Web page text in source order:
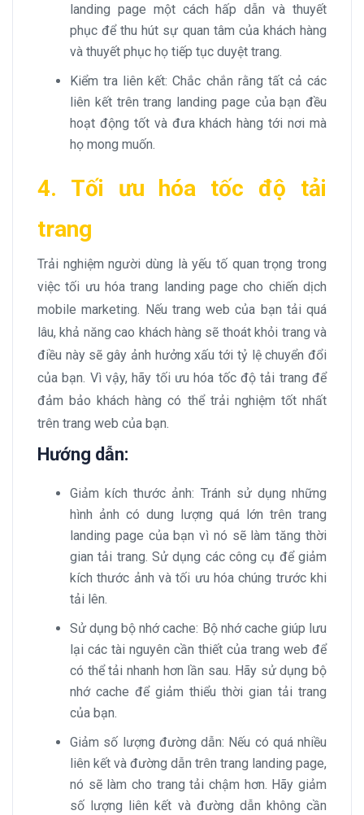
landing page một cách hấp dẫn và thuyết
phục để thu hút sự quan tâm của khách hàng
và thuyết phục họ tiếp tục duyệt trang.
Kiểm tra liên kết: Chắc chắn rằng tất cả các
liên kết trên trang landing page của bạn đều
hoạt động tốt và đưa khách hàng tới nơi mà
họ mong muốn.
4. Tối ưu hóa tốc độ tải
trang
Trải nghiệm người dùng là yếu tố quan trọng trong
việc tối ưu hóa trang landing page cho chiến dịch
mobile marketing. Nếu trang web của bạn tải quá
lâu, khả năng cao khách hàng sẽ thoát khỏi trang và
điều này sẽ gây ảnh hưởng xấu tới tỷ lệ chuyển đổi
của bạn. Vì vậy, hãy tối ưu hóa tốc độ tải trang để
đảm bảo khách hàng có thể trải nghiệm tốt nhất
trên trang web của bạn.
Hướng dẫn:
Giảm kích thước ảnh: Tránh sử dụng những
hình ảnh có dung lượng quá lớn trên trang
landing page của bạn vì nó sẽ làm tăng thời
gian tải trang. Sử dụng các công cụ để giảm
kích thước ảnh và tối ưu hóa chúng trước khi
tải lên.
Sử dụng bộ nhớ cache: Bộ nhớ cache giúp lưu
lại các tài nguyên cần thiết của trang web để
có thể tải nhanh hơn lần sau. Hãy sử dụng bộ
nhớ cache để giảm thiểu thời gian tải trang
của bạn.
Giảm số lượng đường dẫn: Nếu có quá nhiều
liên kết và đường dẫn trên trang landing page,
nó sẽ làm cho trang tải chậm hơn. Hãy giảm
số lượng liên kết và đường dẫn không cần